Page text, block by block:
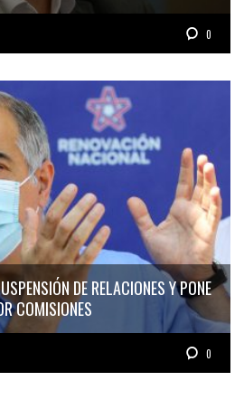
0
DE RELACIONES Y PONE
COMISIONES
0